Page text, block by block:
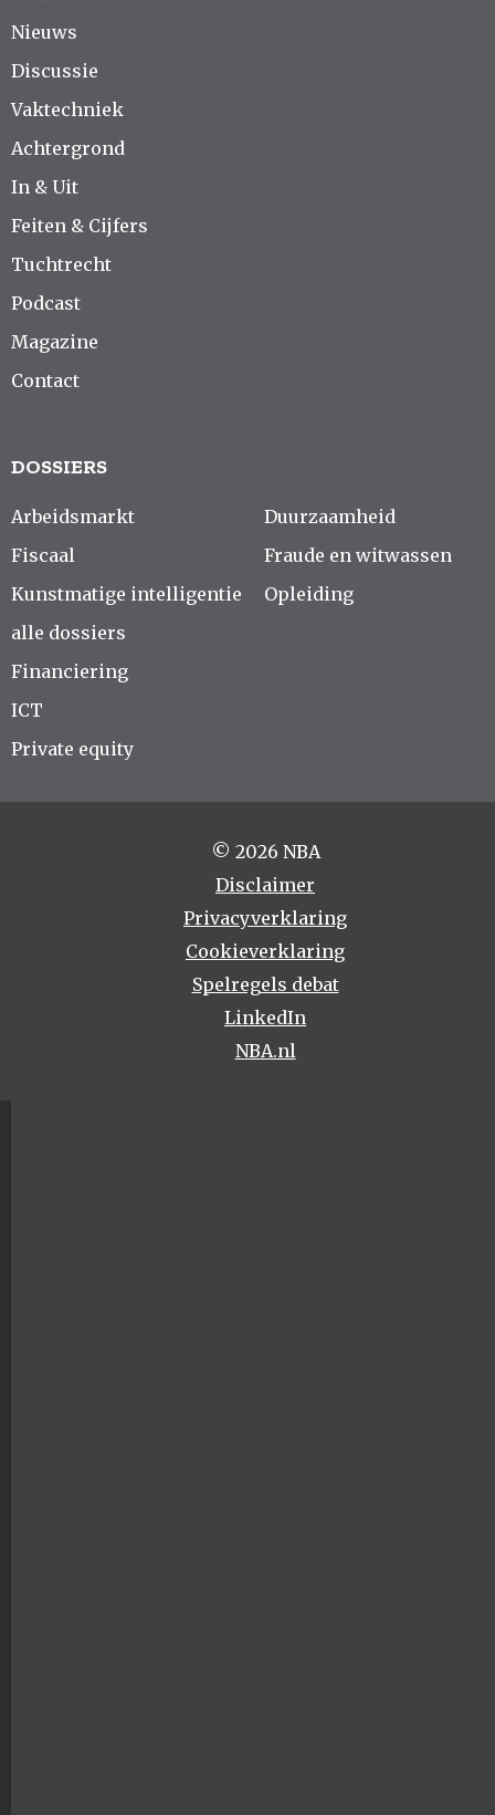
Nieuws
Discussie
Vaktechniek
Achtergrond
In & Uit
Feiten & Cijfers
Tuchtrecht
Podcast
Magazine
Contact
DOSSIERS
Arbeidsmarkt
Fiscaal
Kunstmatige intelligentie
alle dossiers
Duurzaamheid
Fraude en witwassen
Opleiding
Financiering
ICT
Private equity
© 2026 NBA
Disclaimer
Privacyverklaring
Cookieverklaring
Spelregels debat
LinkedIn
NBA.nl